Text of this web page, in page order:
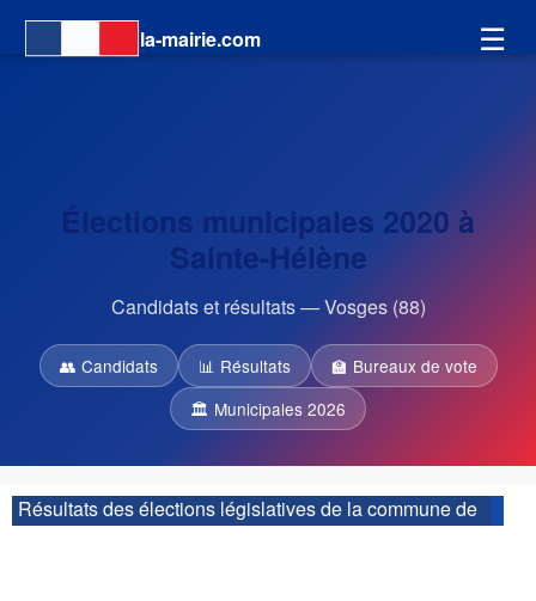
la-mairie.com ☰
Élections municipales 2020 à
Sainte-Hélène
Candidats et résultats — Vosges (88)
👥 Candidats 📊 Résultats
🏫 Bureaux de vote
🏛 Municipales 2026
Résultats des élections législatives de la commune de
Sainte-Hélène :| 2ème circonscription